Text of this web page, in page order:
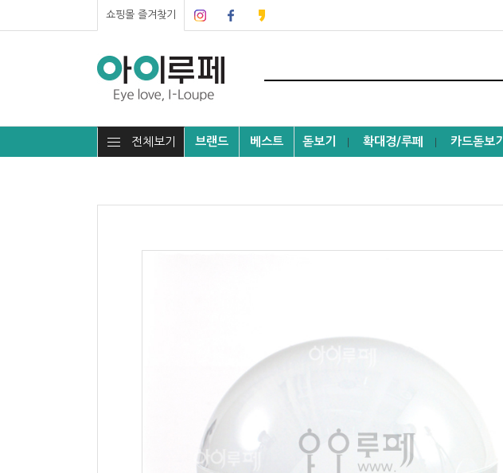
쇼핑몰 즐겨찾기
전체보기 브랜드 베스트 돋보기 확대경/루페 카드돋보기